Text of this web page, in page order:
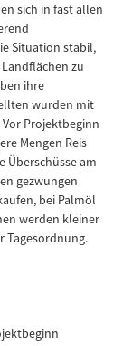
sich in fast allen
Situation stabil,
zu
ihre
wurden mit
Vor Projektbeginn
Mengen Reis
Überschüsse am
gezwungen
bei Palmöl
werden kleiner
Tagesordnung.